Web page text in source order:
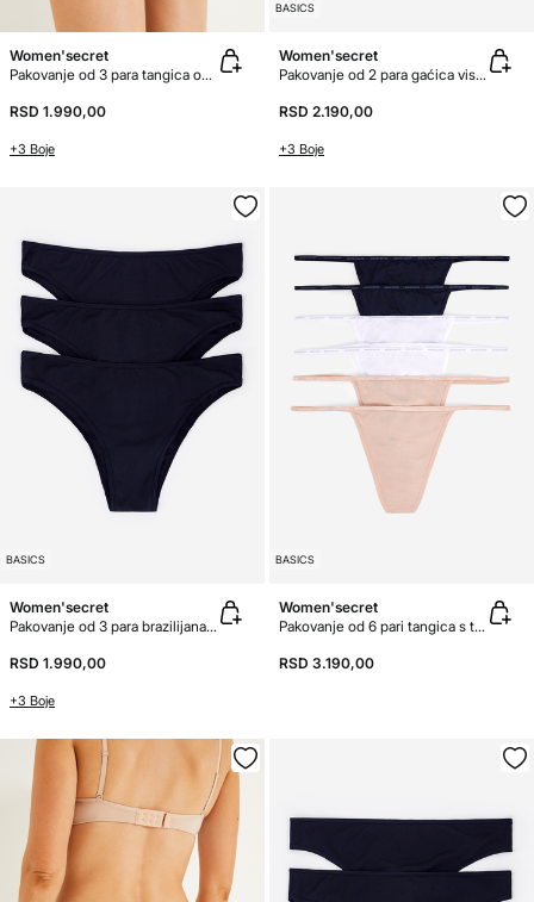
Women'secret
Pakovanje od 3 para tangica od mikrovlakna
RSD 1.990,00
+3 Boje
BASICS
Women'secret
Pakovanje od 2 para gaćica visokog struka
RSD 2.190,00
+3 Boje
BASICS
Women'secret
Pakovanje od 3 para brazilijana gaćica od mikrovlakna
RSD 1.990,00
+3 Boje
BASICS
Women'secret
Pakovanje od 6 pari tangica s trakom od mikrovlakna
RSD 3.190,00